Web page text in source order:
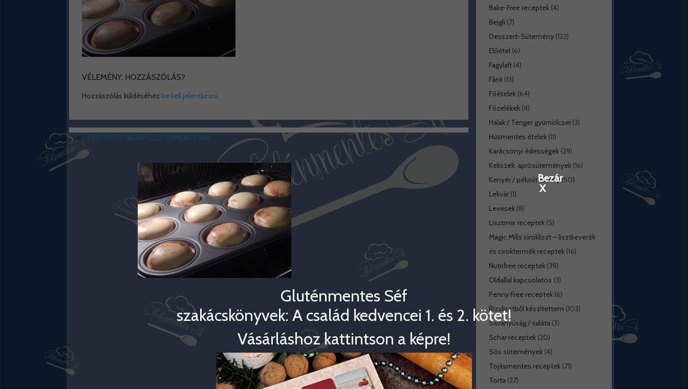
VÉLEMÉNY, HOZZÁSZÓLÁS?
Hozzászólás küldéséhez be kell jelentkezni
« PASTÉIS DE BELÉM GLUTÉNMENTESEN
Bake-Free receptek(4)
Bejgli (7)
Desszert-Sütemény(122)
Előétel(6)
Fagylalt(4)
Fánk(13)
Főételek(64)
Főzelékek(4)
Halak / Tenger gyümölcsei (3)
Húsmentes ételek(11)
Karácsonyi édességek(29)
Kekszek, aprósütemények(16)
Kenyér / péksütemény(50)
Lekvár(1)
Levesek(8)
Lisztmix receptek(5)
Magic Mills cirokliszt – lisztkeverék
és ciroktermék receptek(16)
Nutrifree receptek(39)
Oldallal kapcsolatos (3)
Penny Free receptek(6)
Rizslisztből készítettem (103)
Savanyúság / saláta(3)
Schar receptek(20)
Sós sütemények(4)
Tojásmentes receptek(71)
Torta(27)
Gluténmentes Séf
szakácskönyvek: A család kedvencei 1. és 2. kötet!
Vásárláshoz kattintson a képre!
Bezár
X